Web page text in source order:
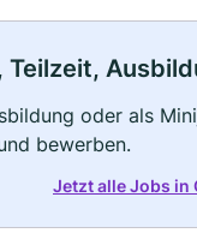
oder als
bewerben.
Jetzt alle Jobs in